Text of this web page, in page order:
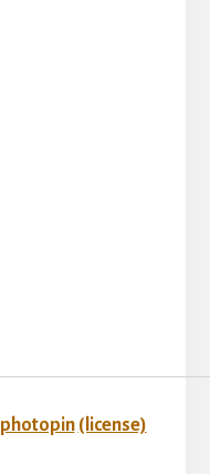
photopin (license)